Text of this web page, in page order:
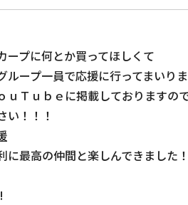
ープに何とか買ってほしくて
ループ一員で応援に行ってまいり
ｕＴｕｂｅに掲載しておりますの
い！！！
に最高の仲間と楽しんできました！